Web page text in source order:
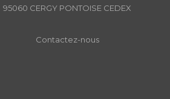
95060 CERGY PONTOISE CEDEX
Contactez-nous